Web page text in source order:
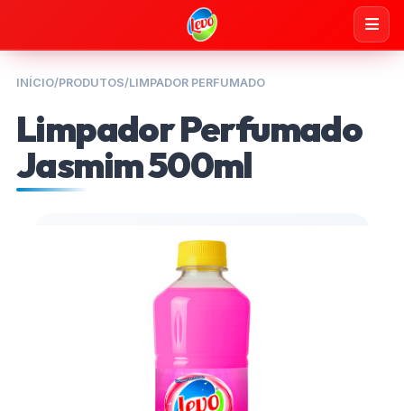
INÍCIO/PRODUTOS/LIMPADOR PERFUMADO
Limpador Perfumado
Jasmim 500ml